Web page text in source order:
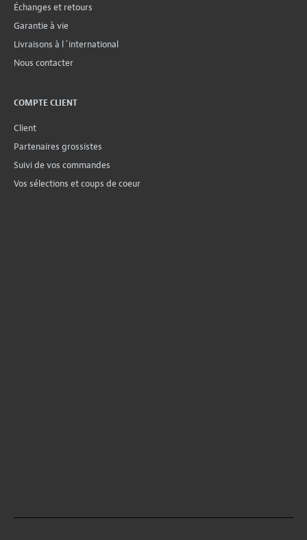
Échanges et retours
Garantie à vie
Livraisons à l´international
Nous contacter
COMPTE CLIENT
Client
Partenaires grossistes
Suivi de vos commandes
Vos sélections et coups de coeur